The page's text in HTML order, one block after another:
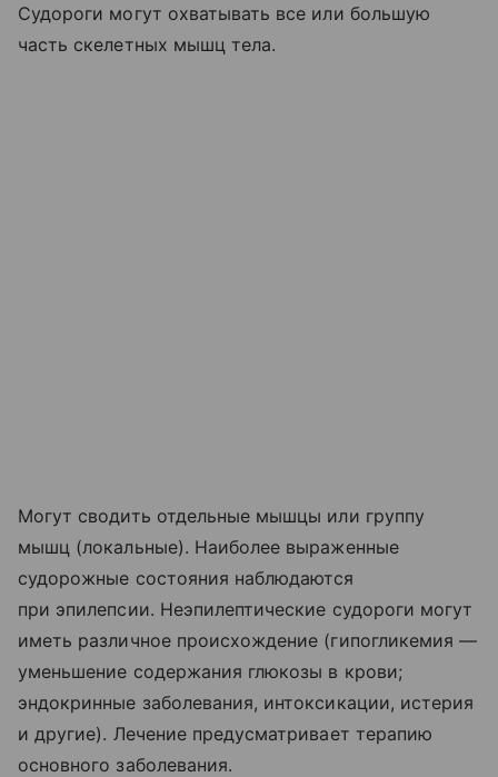
Судороги могут охватывать все или большую
часть скелетных мышц тела.
Могут сводить отдельные мышцы или группу
мышц (локальные). Наиболее выраженные
судорожные состояния наблюдаются
при эпилепсии. Неэпилептические судороги могут
иметь различное происхождение (гипогликемия —
уменьшение содержания глюкозы в крови;
эндокринные заболевания, интоксикации, истерия
и другие). Лечение предусматривает терапию
основного заболевания.